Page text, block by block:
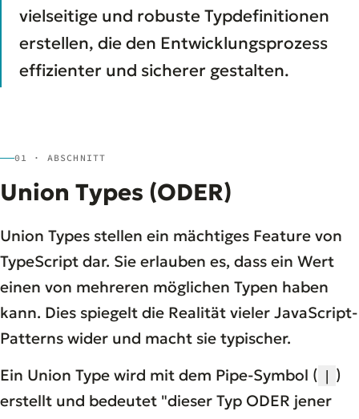
vielseitige und robuste Typdefinitionen
erstellen, die den Entwicklungsprozess
effizienter und sicherer gestalten.
01 · ABSCHNITT
Union Types (ODER)
Union Types stellen ein mächtiges Feature von
TypeScript dar. Sie erlauben es, dass ein Wert
einen von mehreren möglichen Typen haben
kann. Dies spiegelt die Realität vieler JavaScript-
Patterns wider und macht sie typischer.
Ein Union Type wird mit dem Pipe-Symbol ( | )
erstellt und bedeutet "dieser Typ ODER jener